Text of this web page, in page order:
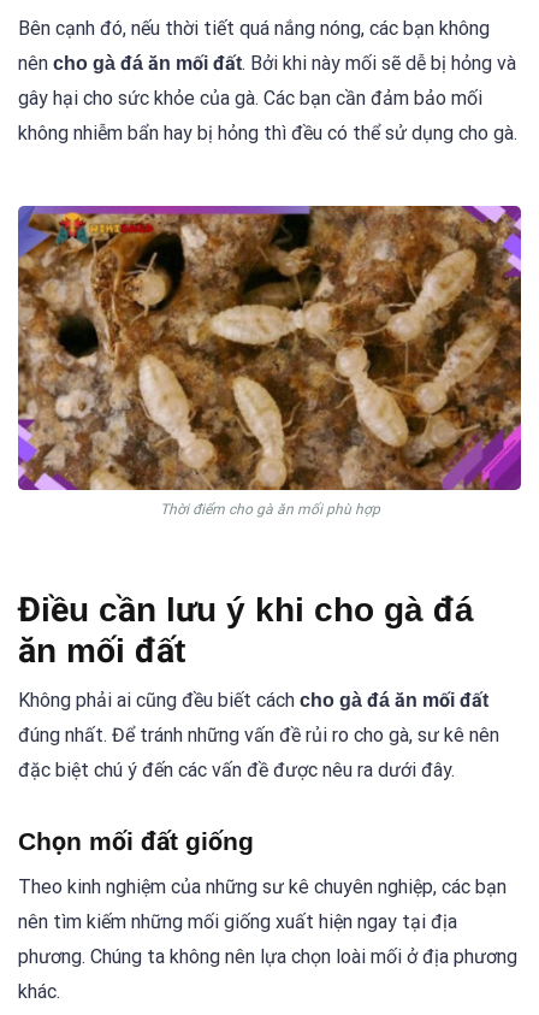
Bên cạnh đó, nếu thời tiết quá nắng nóng, các bạn không
nên cho gà đá ăn mối đất. Bởi khi này mối sẽ dễ bị hỏng và
gây hại cho sức khỏe của gà. Các bạn cần đảm bảo mối
không nhiễm bẩn hay bị hỏng thì đều có thể sử dụng cho gà.
Thời điểm cho gà ăn mối phù hợp
Điều cần lưu ý khi cho gà đá
ăn mối đất
Không phải ai cũng đều biết cách cho gà đá ăn mối đất
đúng nhất. Để tránh những vấn đề rủi ro cho gà, sư kê nên
đặc biệt chú ý đến các vấn đề được nêu ra dưới đây.
Chọn mối đất giống
Theo kinh nghiệm của những sư kê chuyên nghiệp, các bạn
nên tìm kiếm những mối giống xuất hiện ngay tại địa
phương. Chúng ta không nên lựa chọn loài mối ở địa phương
khác.